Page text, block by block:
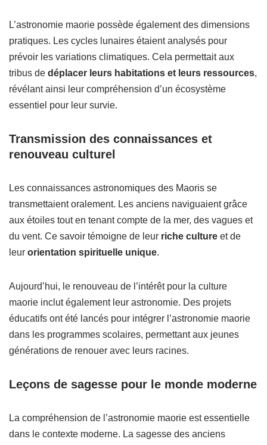
L’astronomie maorie possède également des dimensions
pratiques. Les cycles lunaires étaient analysés pour
prévoir les variations climatiques. Cela permettait aux
tribus de déplacer leurs habitations et leurs ressources,
révélant ainsi leur compréhension d’un écosystème
essentiel pour leur survie.
Transmission des connaissances et
renouveau culturel
Les connaissances astronomiques des Maoris se
transmettaient oralement. Les anciens naviguaient grâce
aux étoiles tout en tenant compte de la mer, des vagues et
du vent. Ce savoir témoigne de leur riche culture et de
leur orientation spirituelle unique.
Aujourd’hui, le renouveau de l’intérêt pour la culture
maorie inclut également leur astronomie. Des projets
éducatifs ont été lancés pour intégrer l’astronomie maorie
dans les programmes scolaires, permettant aux jeunes
générations de renouer avec leurs racines.
Leçons de sagesse pour le monde moderne
La compréhension de l’astronomie maorie est essentielle
dans le contexte moderne. La sagesse des anciens